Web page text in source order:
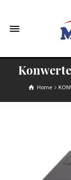
Home